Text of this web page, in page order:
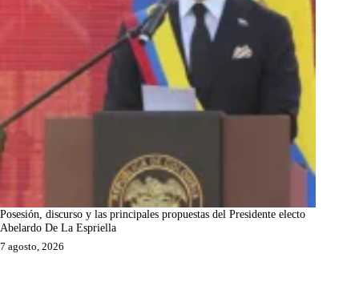
Posesión, discurso y las principales propuestas del Presidente electo
Abelardo De La Espriella
7 agosto, 2026